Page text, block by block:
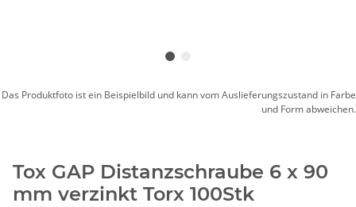
Das Produktfoto ist ein Beispielbild und kann vom Auslieferungszustand in Farbe
und Form abweichen.
Tox GAP Distanzschraube 6 x 90
mm verzinkt Torx 100Stk